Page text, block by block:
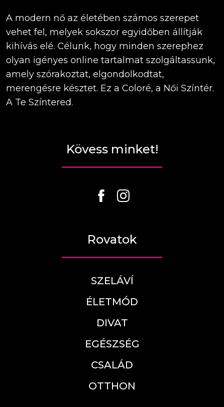
A modern nő az életében számos szerepet
vehet fel, melyek sokszor egyidőben állítják
kihívás elé. Célunk, hogy minden szerephez
olyan igényes online tartalmat szolgáltassunk,
amely szórakoztat, elgondolkodtat,
merengésre késztet. Ez a Coloré, a Női Színtér.
A Te Színtered.
Kövess minket!
Rovatok
SZELÁVÍ
ÉLETMÓD
DIVAT
EGÉSZSÉG
CSALÁD
OTTHON